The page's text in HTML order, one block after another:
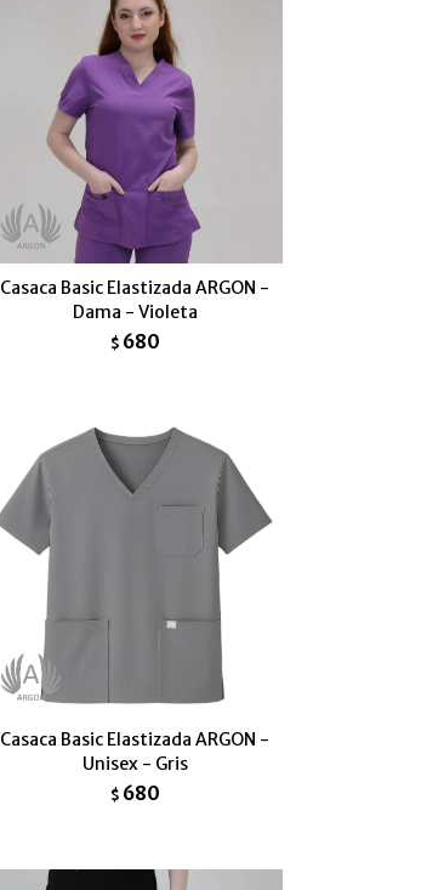
Casaca Basic Elastizada ARGON -
Dama - Violeta
$ 680
Casaca Basic Elastizada ARGON -
Unisex - Gris
$ 680